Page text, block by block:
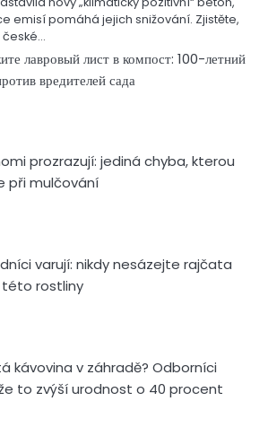
emisí pomáhá jejich snižování. Zjistěte,
лавровый лист в компост: 100-летний
вредителей сада
prozrazují: jediná chyba, kterou
při mulčování
varují: nikdy nesázejte rajčata
rostliny
kávovina v záhradě? Odborníci
to zvýší urodnost o 40 procent